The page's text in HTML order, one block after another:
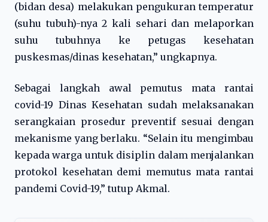
(bidan desa) melakukan pengukuran temperatur
(suhu tubuh)-nya 2 kali sehari dan melaporkan
suhu tubuhnya ke petugas kesehatan
puskesmas/dinas kesehatan,” ungkapnya.
Sebagai langkah awal pemutus mata rantai
covid-19 Dinas Kesehatan sudah melaksanakan
serangkaian prosedur preventif sesuai dengan
mekanisme yang berlaku. “Selain itu mengimbau
kepada warga untuk disiplin dalam menjalankan
protokol kesehatan demi memutus mata rantai
pandemi Covid-19,” tutup Akmal.